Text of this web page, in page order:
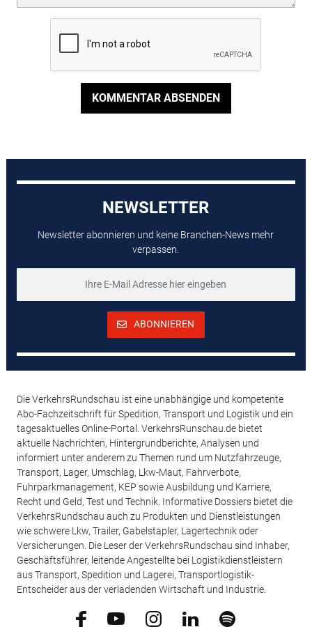
KOMMENTAR ABSENDEN
NEWSLETTER
Newsletter abonnieren und keine Branchen-News mehr
verpassen.
ABONNIEREN
Die VerkehrsRundschau ist eine unabhängige und kompetente
Abo-Fachzeitschrift für Spedition, Transport und Logistik und ein
tagesaktuelles Online-Portal. VerkehrsRunschau.de bietet
aktuelle Nachrichten, Hintergrundberichte, Analysen und
informiert unter anderem zu Themen rund um Nutzfahrzeuge,
Transport, Lager, Umschlag, Lkw-Maut, Fahrverbote,
Fuhrparkmanagement, KEP sowie Ausbildung und Karriere,
Recht und Geld, Test und Technik. Informative Dossiers bietet die
VerkehrsRundschau auch zu Produkten und Dienstleistungen
wie schwere Lkw, Trailer, Gabelstapler, Lagertechnik oder
Versicherungen. Die Leser der VerkehrsRundschau sind Inhaber,
Geschäftsführer, leitende Angestellte bei Logistikdienstleistern
aus Transport, Spedition und Lagerei, Transportlogistik-
Entscheider aus der verladenden Wirtschaft und Industrie.